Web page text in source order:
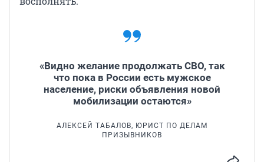
«Видно желание продолжать СВО, так
что пока в России есть мужское
население, риски объявления новой
мобилизации остаются»
АЛЕКСЕЙ ТАБАЛОВ, ЮРИСТ ПО ДЕЛАМ
ПРИЗЫВНИКОВ